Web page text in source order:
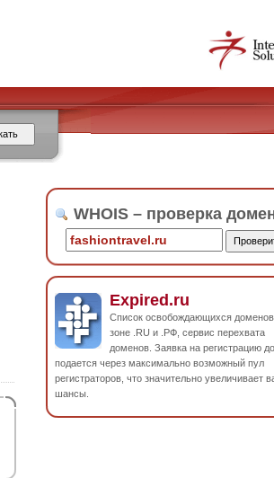
WHOIS – проверка
Expired.ru
Список освобождающихся
зоне .RU и .РФ, сервис перехвата
доменов. Заявка на регистрацию
подается через максимально возможный пул
регистраторов, что значительно увеличивает
шансы.